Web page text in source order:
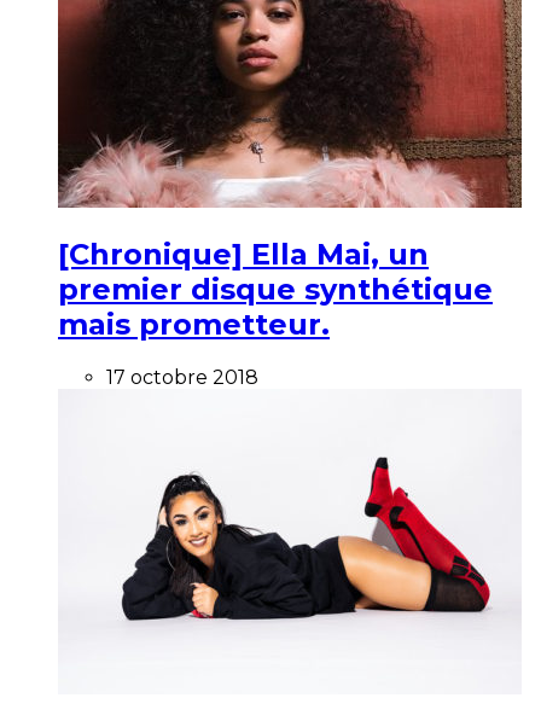
[Chronique] Ella Mai, un
premier disque synthétique
mais prometteur.
17 octobre 2018